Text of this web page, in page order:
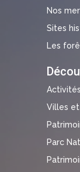
Nos
Sites
Les
Villes
Parc